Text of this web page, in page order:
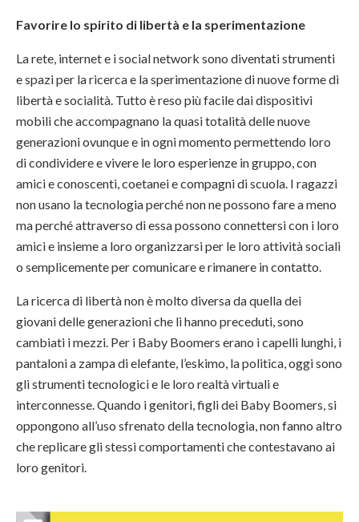
Favorire lo spirito di libertà e la sperimentazione
La rete, internet e i social network sono diventati strumenti
e spazi per la ricerca e la sperimentazione di nuove forme di
libertà e socialità. Tutto è reso più facile dai dispositivi
mobili che accompagnano la quasi totalità delle nuove
generazioni ovunque e in ogni momento permettendo loro
di condividere e vivere le loro esperienze in gruppo, con
amici e conoscenti, coetanei e compagni di scuola. I ragazzi
non usano la tecnologia perché non ne possono fare a meno
ma perché attraverso di essa possono connettersi con i loro
amici e insieme a loro organizzarsi per le loro attività sociali
o semplicemente per comunicare e rimanere in contatto.
La ricerca di libertà non è molto diversa da quella dei
giovani delle generazioni che li hanno preceduti, sono
cambiati i mezzi. Per i Baby Boomers erano i capelli lunghi, i
pantaloni a zampa di elefante, l’eskimo, la politica, oggi sono
gli strumenti tecnologici e le loro realtà virtuali e
interconnesse. Quando i genitori, figli dei Baby Boomers, si
oppongono all’uso sfrenato della tecnologia, non fanno altro
che replicare gli stessi comportamenti che contestavano ai
loro genitori.